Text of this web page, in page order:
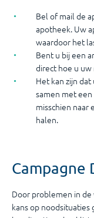
Bel of mail de
apotheek. Uw
waardoor het
Bent u bij een
direct hoe u uw
Het kan zijn
samen met
misschien naar
halen.
Campagne
Door problemen in
kans op noodsituaties